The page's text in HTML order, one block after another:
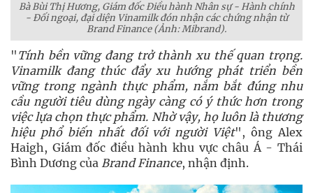
Bà Bùi Thị Hương, Giám đốc Điều hành Nhân sự - Hành chính
- Đối ngoại, đại diện Vinamilk đón nhận các chứng nhận từ
Brand Finance (Ảnh: Mibrand).
" Tính bền vững đang trở thành xu thế quan trọng.
Vinamilk đang thúc đẩy xu hướng phát triển bền
vững trong ngành thực phẩm, nắm bắt đúng nhu
cầu người tiêu dùng ngày càng có ý thức hơn trong
việc lựa chọn thực phẩm. Nhờ vậy, họ luôn là thương
hiệu phổ biến nhất đối với người Việt", ông Alex
Haigh, Giám đốc điều hành khu vực châu Á - Thái
Bình Dương của Brand Finance, nhận định.